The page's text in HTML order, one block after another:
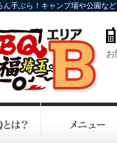
手ぶら！キャンプ場や公園な
お